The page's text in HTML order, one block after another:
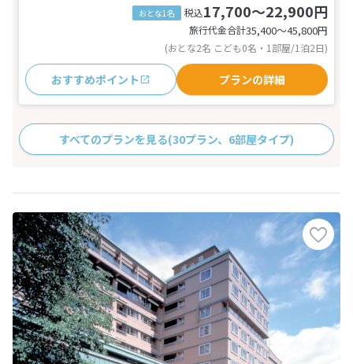
おとな1名 税込17,700～22,900円
旅行代金合計35,400〜45,800円
(おとな2名 こども0名・1部屋/1泊2日)
おすすめポイント プランの詳細
すべてのプランを見る(30プラン、6部屋タイプ)